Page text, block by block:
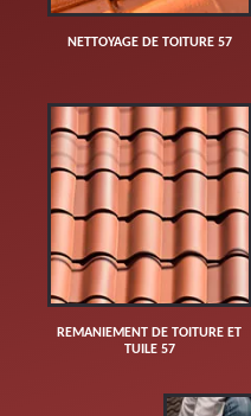
NETTOYAGE DE TOITURE 57
REMANIEMENT DE TOITURE ET
TUILE 57